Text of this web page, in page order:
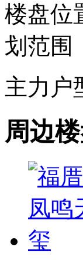
楼盘位
划范围
主力户
周边